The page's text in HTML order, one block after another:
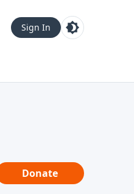
Sign In
Donate